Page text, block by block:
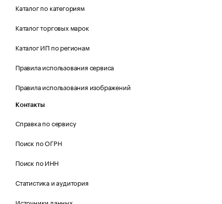
Каталог по категориям
Каталог торговых марок
Каталог ИП по регионам
Правила использования сервиса
Правила использования изображений
Контакты
Справка по сервису
Поиск по ОГРН
Поиск по ИНН
Статистика и аудитория